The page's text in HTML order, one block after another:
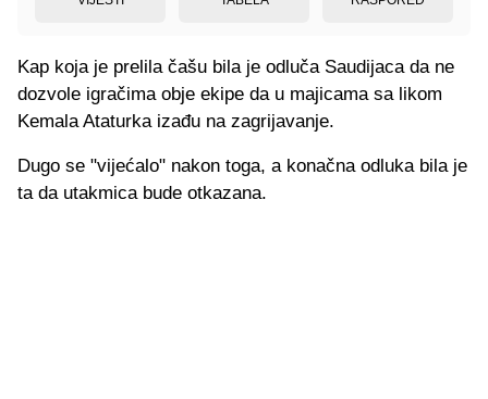
Kap koja je prelila čašu bila je odluča Saudijaca da ne
dozvole igračima obje ekipe da u majicama sa likom
Kemala Ataturka izađu na zagrijavanje.
Dugo se "vijećalo" nakon toga, a konačna odluka bila je
ta da utakmica bude otkazana.